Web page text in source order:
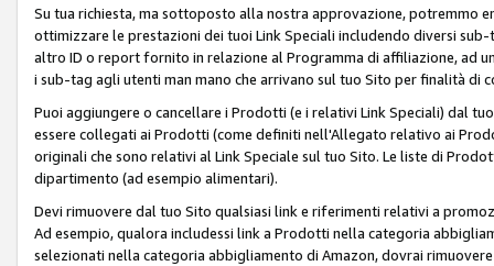
Su tua richiesta, ma sottoposto alla nostra approvazione,
ottimizzare le prestazioni dei tuoi Link Speciali includendo diversi sub-
altro ID o report fornito in relazione al Programma di affiliazione, ad
i sub-tag agli utenti man mano che arrivano sul tuo Sito per finalità
Puoi aggiungere o cancellare i Prodotti (e i relativi Link Speciali) dal
essere collegati ai Prodotti (come definiti nell'Allegato relativo ai
originali che sono relativi al Link Speciale sul tuo Sito. Le liste di
dipartimento (ad esempio alimentari).
Devi rimuovere dal tuo Sito qualsiasi link e riferimenti relativi a
Ad esempio, qualora includessi link a Prodotti nella categoria
selezionati nella categoria abbigliamento di Amazon, dovrai